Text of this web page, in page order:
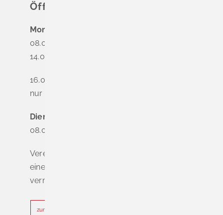
Öffnungszeiten
Montag
08.00 - 12.00 Uhr
14.00 - 16.00 Uhr
16.00 - 18.00 Uhr
nur nach Terminvereinbarung
Dienstag - Freitag
08.00 - 12.00 Uhr
Vereinbaren Sie online oder telefonisch
einen Termin, um Wartezeiten zu
vermeiden.
zur Terminvereinbarung